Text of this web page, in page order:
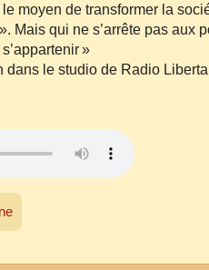
moyen de transformer la
qui ne s’arrête pas aux
»
le studio de Radio